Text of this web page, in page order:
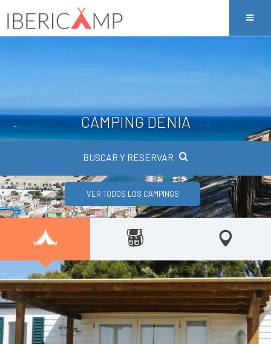
CAMPING DÉNIA
BUSCAR Y RESERVAR
VER TODOS LOS CAMPINGS